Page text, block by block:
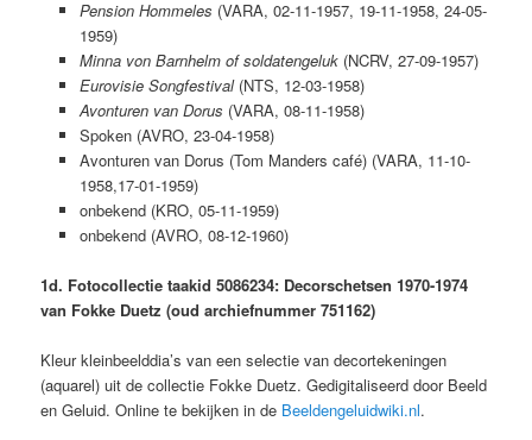
Pension Hommeles (VARA, 02-11-1957, 19-11-1958, 24-05-
1959)
Minna von Barnhelm of soldatengeluk(NCRV, 27-09-1957)
Eurovisie Songfestival(NTS, 12-03-1958)
Avonturen van Dorus (VARA, 08-11-1958)
Spoken (AVRO, 23-04-1958)
Avonturen van Dorus (Tom Manders café) (VARA, 11-10-
1958,17-01-1959)
onbekend (KRO, 05-11-1959)
onbekend (AVRO, 08-12-1960)
1d. Fotocollectie taakid 5086234: Decorschetsen 1970-1974
van Fokke Duetz (oud archiefnummer 751162)
Kleur kleinbeelddia’s van een selectie van decortekeningen
(aquarel) uit de collectie Fokke Duetz. Gedigitaliseerd door Beeld
en Geluid. Online te bekijken in de Beeldengeluidwiki.nl.